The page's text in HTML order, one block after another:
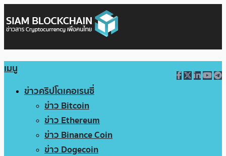
เมนู
ข่าวคริปโตเคอเรนซี่
ข่าว Bitcoin
ข่าว Ethereum
ข่าว Binance Coin
ข่าว Dogecoin